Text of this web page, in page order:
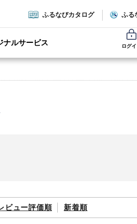
ふるなびカタログ ふる
ナルサービス ログ
ビュー評価順 新着順